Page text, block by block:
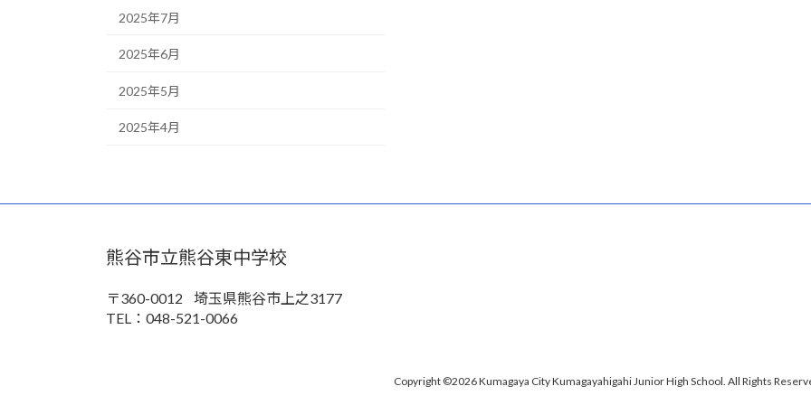
2025年7月
2025年6月
2025年5月
2025年4月
熊谷市立熊谷東中学校
〒360-0012
埼玉県熊谷市上之3177
TEL：048-521-0066
Copyright ©2026 Kumagaya City Kumagayahigahi Junior High School. All Rights